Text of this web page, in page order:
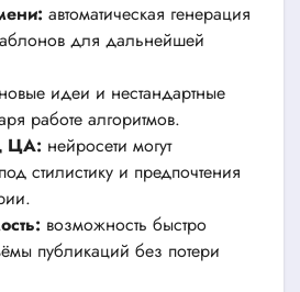
автоматическая генерация
для дальнейшей
новые идеи и нестандартные
работе алгоритмов.
ЦА: нейросети могут
стилистику и предпочтения
возможность быстро
публикаций без потери